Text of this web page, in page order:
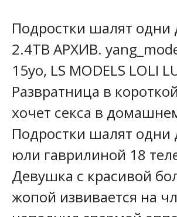
Подростки шалят одни
2.4TB АРХИВ.
15yo, LS MODELS LOLI
Развратница в
хочет секса в
Подростки шалят одни
юли гаврилиной 18
Девушка с красивой
жопой извивается на